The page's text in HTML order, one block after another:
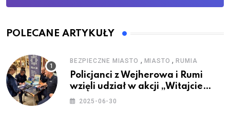
POLECANE ARTYKUŁY
BEZPIECZNE MIASTO , MIASTO ,RUMIA
Policjanci z Wejherowa i Rumi
wzięli udział w akcji „Witajcie
Wakacje”
2025-06-30